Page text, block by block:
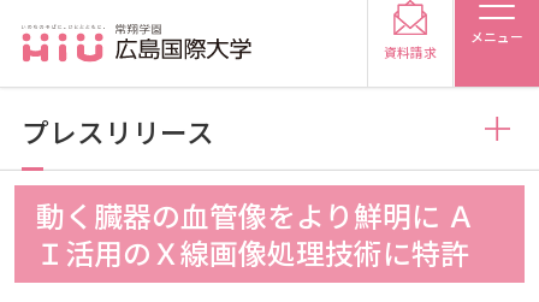
メニュー
受験生の方
資料請求
動く臓器の血管像をより鮮明に Ａ
Ｉ活用のＸ線画像処理技術に特許
プレスリリース
お知らせ
2026
トピックス